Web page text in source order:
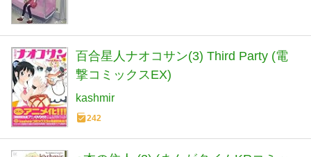
百合星人ナオコサン(3) Third Party (電
撃コミックスEX)
kashmir
242